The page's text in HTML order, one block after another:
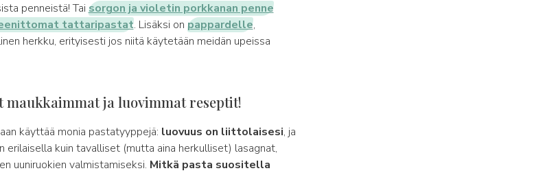
penneistä! Tai sorgon ja violetin porkkanan penne
tattaripastat. Lisäksi on pappardelle,
herkku, erityisesti jos niitä käytetään meidän upeissa
maukkaimmat ja luovimmat reseptit!
käyttää monia pastatyyppejä: luovuus on liittolaisesi, ja
erilaisella kuin tavalliset (mutta aina herkulliset) lasagnat,
uuniruokien valmistamiseksi. Mitkä pasta suositella